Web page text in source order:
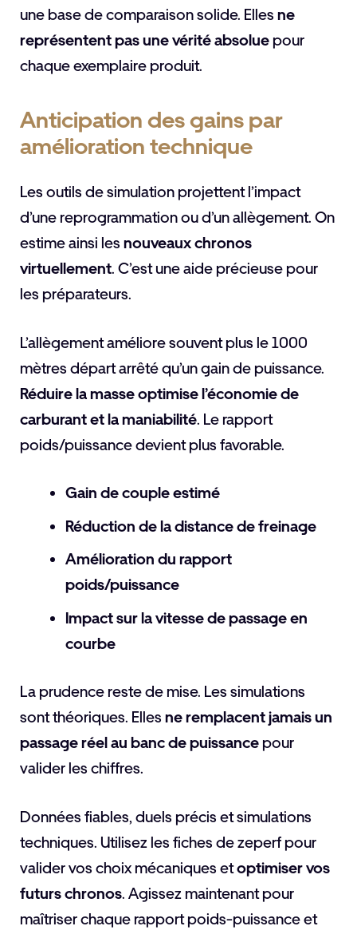
une base de comparaison solide. Elles ne
représentent pas une vérité absolue pour
chaque exemplaire produit.
Anticipation des gains par
amélioration technique
Les outils de simulation projettent l’impact
d’une reprogrammation ou d’un allègement. On
estime ainsi les nouveaux chronos
virtuellement. C’est une aide précieuse pour
les préparateurs.
L’allègement améliore souvent plus le 1000
mètres départ arrêté qu’un gain de puissance.
Réduire la masse optimise l’économie de
carburant et la maniabilité. Le rapport
poids/puissance devient plus favorable.
Gain de couple estimé
Réduction de la distance de freinage
Amélioration du rapport
poids/puissance
Impact sur la vitesse de passage en
courbe
La prudence reste de mise. Les simulations
sont théoriques. Elles ne remplacent jamais un
passage réel au banc de puissance pour
valider les chiffres.
Données fiables, duels précis et simulations
techniques. Utilisez les fiches de zeperf pour
valider vos choix mécaniques etoptimiser vos
futurs chronos. Agissez maintenant pour
maîtriser chaque rapport poids-puissance et